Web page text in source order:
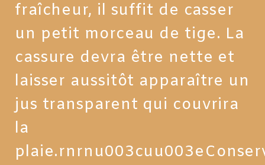
fraîcheur, il suffit de casser
un petit morceau de tige. La
cassure devra être nette et
laisser aussitôt apparaître un
jus transparent qui couvrira
la